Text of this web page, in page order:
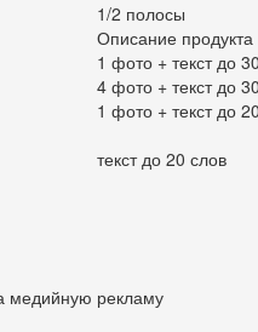
1/2 полосы
Описание продукта
1 фото + текст до
4 фото + текст до
1 фото + текст до
текст до 20 слов
медийную рекламу